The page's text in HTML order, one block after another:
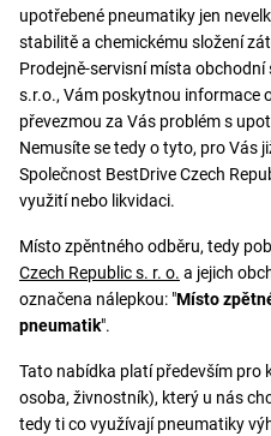
upotřebené pneumatiky jen
stabilitě a chemickému složení
Prodejně-servisní místa obchodní
s.r.o., Vám poskytnou informace
převezmou za Vás problém s
Nemusíte se tedy o tyto, pro Vás
Společnost BestDrive Czech
využití nebo likvidaci.
Místo zpěntného odběru, tedy
Czech Republic s. r. o. a jejich
označena nálepkou: "Místo
pneumatik".
Tato nabídka platí především pro
osoba, živnostník), který u nás
tedy ti co využívají pneumatiky